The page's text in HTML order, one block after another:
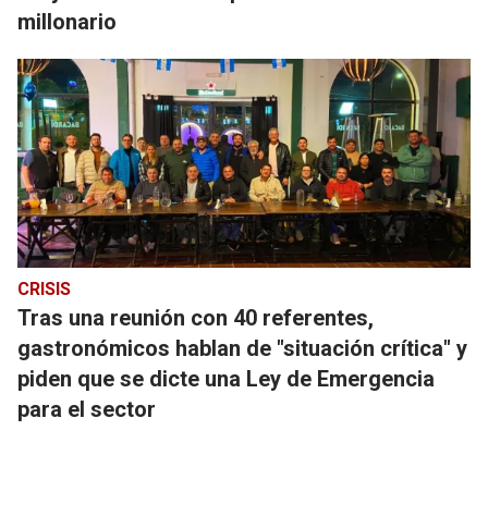
millonario
CRISIS
Tras una reunión con 40 referentes,
gastronómicos hablan de "situación crítica" y
piden que se dicte una Ley de Emergencia
para el sector